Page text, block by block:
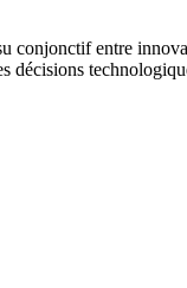
conjonctif entre